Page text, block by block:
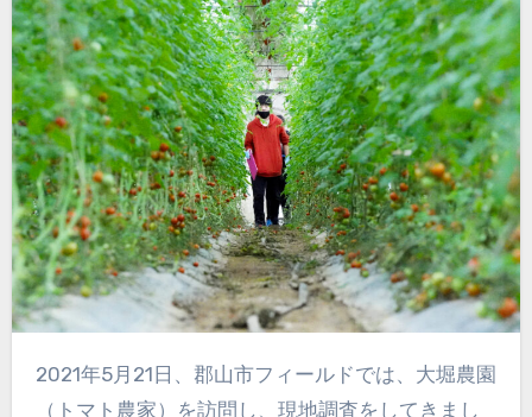
2021年5月21日、郡山市フィールドでは、大堀農園
（トマト農家）を訪問し、現地調査をしてきまし